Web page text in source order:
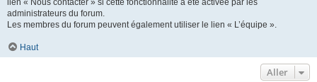
lien « Nous contacter » si cette fonctionnalité a été activée par les
administrateurs du forum.
Les membres du forum peuvent également utiliser le lien « L’équipe ».
Haut
Aller